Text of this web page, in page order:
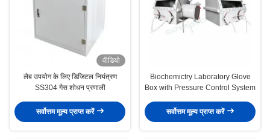
वीडियो
लैब उपयोग के लिए डिजिटल नियंत्रण
SS304 गैस शोधन प्रणाली
सर्वोत्तम मूल्य प्राप्त करें
Biochemictry Laboratory Glove
Box with Pressure Control System
सर्वोत्तम मूल्य प्राप्त करें